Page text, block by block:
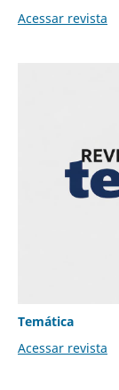
Acessar revista
Temática
Acessar revista